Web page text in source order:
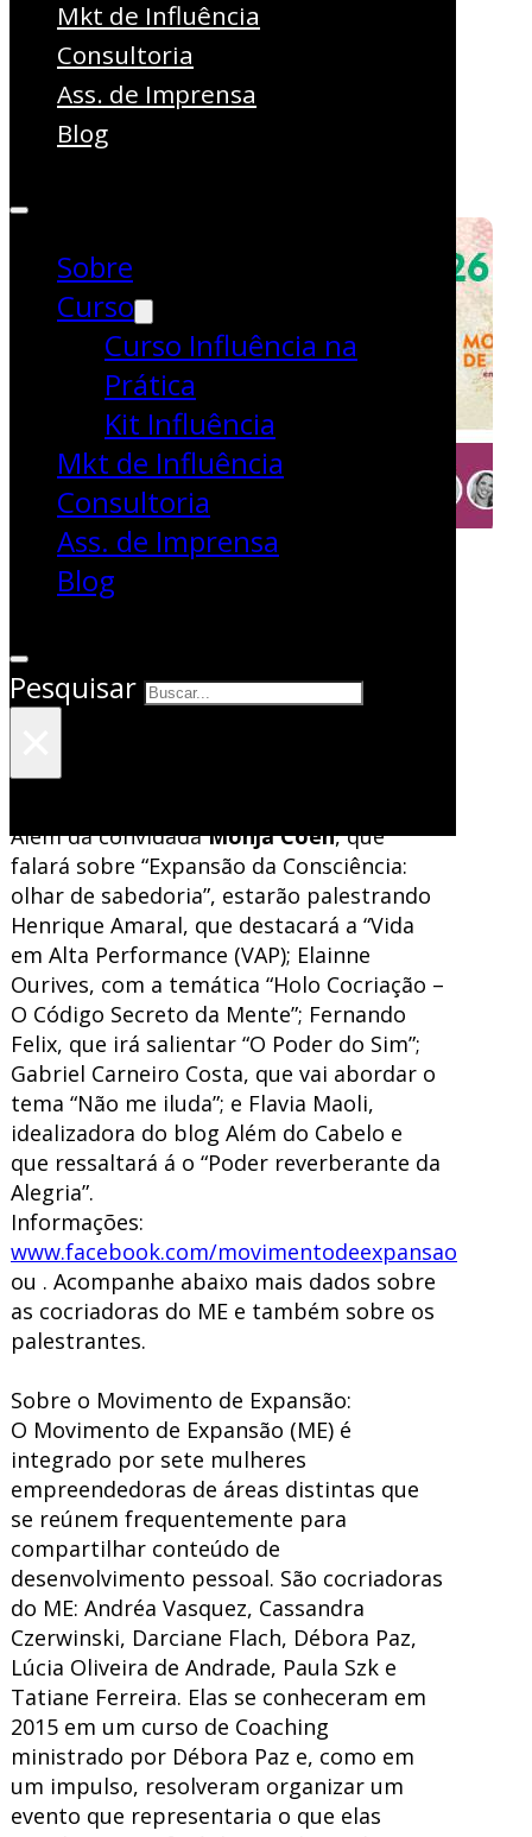
Mkt de Influência
Consultoria
Ass. de Imprensa
Blog
Sobre
Curso
Curso Influência na
Prática
Kit Influência
Mkt de Influência
Consultoria
Ass. de Imprensa
Blog
Pesquisar
Monja Coen e
outros palestrantes
Bem estar
No próximo
um evento especial promovido pelo
Além da convidadaMonja Coen, que
falará sobre “Expansão da Consciência:
olhar de sabedoria”, estarão palestrando
Henrique Amaral, que destacará a “Vida
em Alta Performance (VAP); Elainne
Ourives, com a temática “Holo Cocriação –
O Código Secreto da Mente”; Fernando
Felix, que irá salientar “O Poder do Sim”;
Gabriel Carneiro Costa, que vai abordar o
tema “Não me iluda”; e Flavia Maoli,
idealizadora do blog Além do Cabelo e
que ressaltará á o “Poder reverberante da
Alegria”.
Informações:
www.facebook.com/movimentodeexpansao
ou . Acompanhe abaixo mais dados sobre
as cocriadoras do ME e também sobre os
palestrantes.
Sobre o Movimento de Expansão:
O Movimento de Expansão (ME) é
integrado por sete mulheres
empreendedoras de áreas distintas que
se reúnem frequentemente para
compartilhar conteúdo de
desenvolvimento pessoal. São cocriadoras
do ME: Andréa Vasquez, Cassandra
Czerwinski, Darciane Flach, Débora Paz,
Lúcia Oliveira de Andrade, Paula Szk e
Tatiane Ferreira. Elas se conheceram em
2015 em um curso de Coaching
ministrado por Débora Paz e, como em
um impulso, resolveram organizar um
evento que representaria o que elas